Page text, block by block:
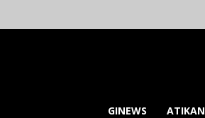
GINEWS ATIKAN